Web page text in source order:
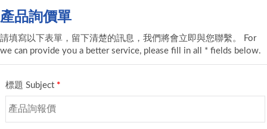
產品詢價單
請填寫以下表單，留下清楚的訊息，我們將會立即與您聯繫。 For
we can provide you a better service, please fill in all * fields below.
標題 Subject *